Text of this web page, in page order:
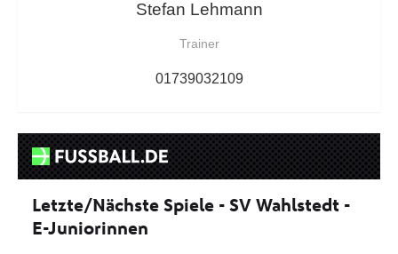
Stefan Lehmann
Trainer
01739032109